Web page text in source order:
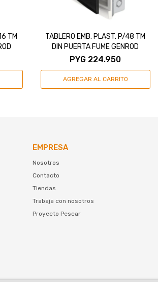
TM
TABLERO EMB. PLAST. P/48 TM
DIN PUERTA FUME GENROD
PYG 224.950
EMPRESA
Nosotros
Contacto
Tiendas
Trabaja con nosotros
Proyecto Pescar